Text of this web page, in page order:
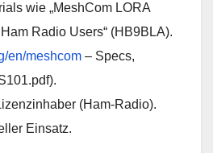
wie „MeshCom LORA
Radio Users“ (HB9BLA).
en/meshcom – Specs,
(Ham-Radio).
Einsatz.